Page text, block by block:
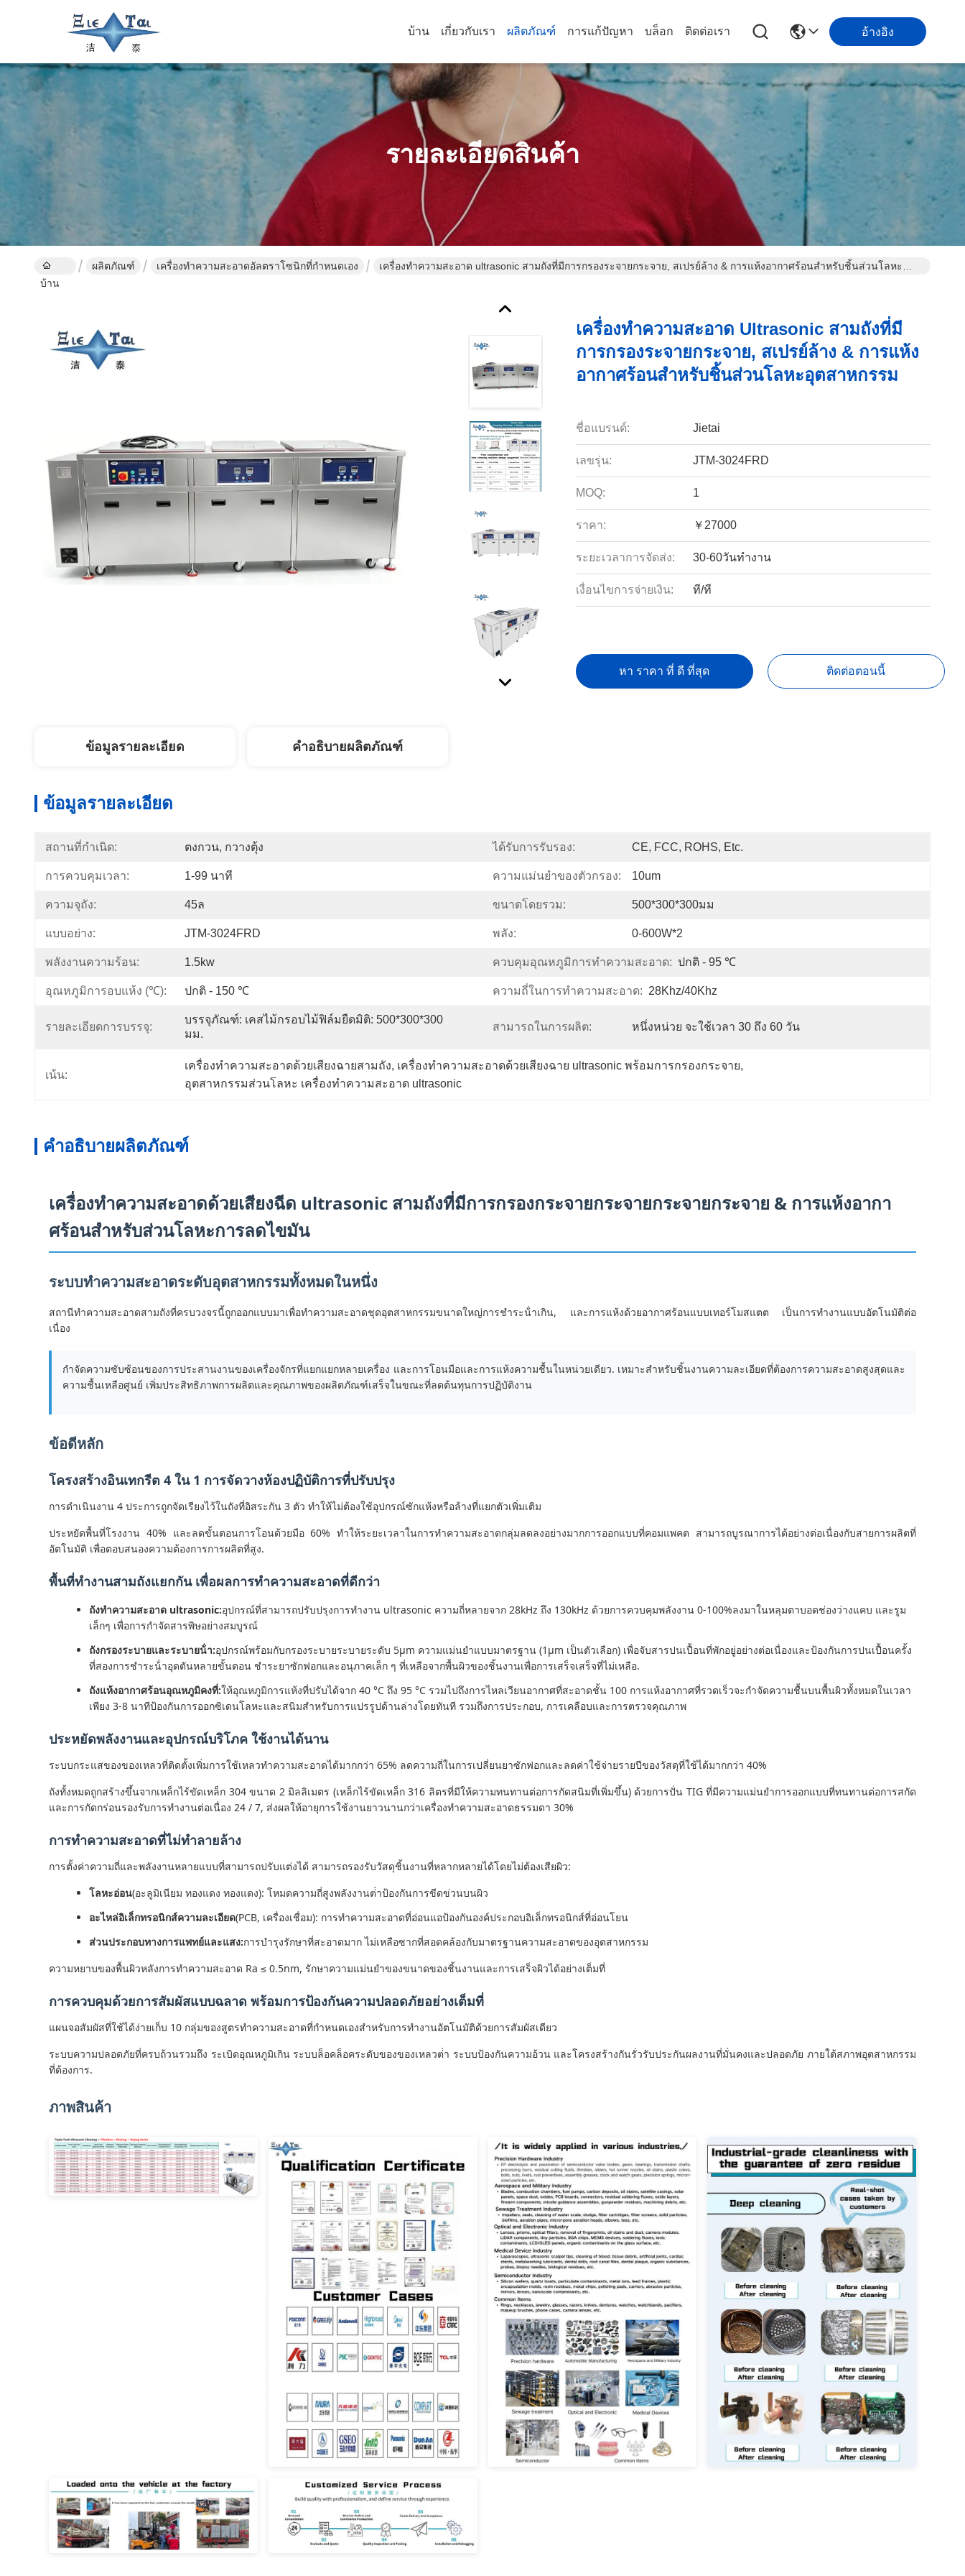
บ้าน เกี่ยวกับเรา ผลิตภัณฑ์ การแก้ปัญหา บล็อก ติดต่อเรา อ้างอิง
รายละเอียดสินค้า
บ้าน
ผลิตภัณฑ์ เครื่องทำความสะอาดอัลตราโซนิกที่กำหนดเอง
เครื่องทําความสะอาด ultrasonic สามถังที่มีการกรองระจายกระจาย, สเปรย์ล้าง & การแห้งอากาศร้อนสําหรับชิ้นส่วนโลหะ
เครื่องทําความสะอาด Ultrasonic สามถังที่มี
การกรองระจายกระจาย, สเปรย์ล้าง & การแห้ง
อากาศร้อนสําหรับชิ้นส่วนโลหะอุตสาหกรรม
ชื่อแบรนด์: Jietai
เลขรุ่น: JTM-3024FRD
MOQ: 1
ราคา: ￥27000
ระยะเวลาการจัดส่ง: 30-60วันทำงาน
เงื่อนไขการจ่ายเงิน: ที/ที
หา ราคา ที่ ดี ที่สุด ติดต่อตอนนี้
ข้อมูลรายละเอียด คำอธิบายผลิตภัณฑ์
ข้อมูลรายละเอียด
สถานที่กำเนิด: ตงกวน, กวางตุ้ง ได้รับการรับรอง: CE, FCC, ROHS, Etc.
การควบคุมเวลา: 1-99 นาที ความแม่นยำของตัวกรอง: 10um
ความจุถัง: 45ล ขนาดโดยรวม: 500*300*300มม
แบบอย่าง: JTM-3024FRD พลัง: 0-600W*2
พลังงานความร้อน: 1.5kw ควบคุมอุณหภูมิการทำความสะอาด: ปกติ - 95 ℃
อุณหภูมิการอบแห้ง (℃): ปกติ - 150 ℃ ความถี่ในการทำความสะอาด: 28Khz/40Khz
รายละเอียดการบรรจุ:
บรรจุภัณฑ์: เคสไม้กรอบไม้ฟิล์มยืดมิติ: 500*300*300
มม.
สามารถในการผลิต: หนึ่งหน่วย จะใช้เวลา 30 ถึง 60 วัน
เน้น:
เครื่องทําความสะอาดด้วยเสียงฉายสามถัง, เครื่องทําความสะอาดด้วยเสียงฉาย ultrasonic พร้อมการกรองกระจาย,
อุตสาหกรรมส่วนโลหะ เครื่องทําความสะอาด ultrasonic
คำอธิบายผลิตภัณฑ์
เครื่องทําความสะอาดด้วยเสียงฉีด ultrasonic สามถังที่มีการกรองกระจายกระจายกระจายกระจาย & การแห้งอากา
ศร้อนสําหรับส่วนโลหะการลดไขมัน
ระบบทําความสะอาดระดับอุตสาหกรรมทั้งหมดในหนึ่ง
สถานีทําความสะอาดสามถังที่ครบวงจรนี้ถูกออกแบบมาเพื่อทําความสะอาดชุดอุตสาหกรรมขนาดใหญ่การชําระน้ําเกิน, และการแห้งด้วยอากาศร้อนแบบเทอร์โมสแตต เป็นการทํางานแบบอัตโนมัติต่อ
เนื่อง
กําจัดความซับซ้อนของการประสานงานของเครื่องจักรที่แยกแยกหลายเครื่อง และการโอนมือและการแห้งความชื้นในหน่วยเดียว. เหมาะสําหรับชิ้นงานความละเอียดที่ต้องการความสะอาดสูงสุดและ
ความชื้นเหลือศูนย์ เพิ่มประสิทธิภาพการผลิตและคุณภาพของผลิตภัณฑ์เสร็จในขณะที่ลดต้นทุนการปฏิบัติงาน
ข้อดีหลัก
โครงสร้างอินเทกรีต 4 ใน 1 การจัดวางห้องปฏิบัติการที่ปรับปรุง
การดําเนินงาน 4 ประการถูกจัดเรียงไว้ในถังที่อิสระกัน 3 ตัว ทําให้ไม่ต้องใช้อุปกรณ์ซักแห้งหรือล้างที่แยกตัวเพิ่มเติม
ประหยัดพื้นที่โรงงาน 40% และลดขั้นตอนการโอนด้วยมือ 60% ทําให้ระยะเวลาในการทําความสะอาดกลุ่มลดลงอย่างมากการออกแบบที่คอมแพคต สามารถบูรณาการได้อย่างต่อเนื่องกับสายการผลิตที่
อัตโนมัติ เพื่อตอบสนองความต้องการการผลิตที่สูง.
พื้นที่ทํางานสามถังแยกกัน เพื่อผลการทําความสะอาดที่ดีกว่า
ถังทําความสะอาด ultrasonic:อุปกรณ์ที่สามารถปรับปรุงการทํางาน ultrasonic ความถี่หลายจาก 28kHz ถึง 130kHz ด้วยการควบคุมพลังงาน 0-100%ลงมาในหลุมตาบอดช่องว่างแคบ และรูม
เล็กๆ เพื่อการกําจัดสารพิษอย่างสมบูรณ์
ถังกรองระบายและระบายน้ํา:อุปกรณ์พร้อมกับกรองระบายระบายระดับ 5μm ความแม่นยําแบบมาตรฐาน (1μm เป็นตัวเลือก) เพื่อจับสารปนเปื้อนที่พักอยู่อย่างต่อเนื่องและป้องกันการปนเปื้อนครั้ง
ที่สองการชําระน้ําอุดตันหลายขั้นตอน ชําระยาซักฟอกและอนุภาคเล็ก ๆ ที่เหลือจากพื้นผิวของชิ้นงานเพื่อการเสร็จเสร็จที่ไม่เหลือ.
ถังแห้งอากาศร้อนอุณหภูมิคงที่:ให้อุณหภูมิการแห้งที่ปรับได้จาก 40 °C ถึง 95 °C รวมไปถึงการไหลเวียนอากาศที่สะอาดชั้น 100 การแห้งอากาศที่รวดเร็วจะกําจัดความชื้นบนพื้นผิวทั้งหมดในเวลา
เพียง 3-8 นาทีป้องกันการออกซิเดนโลหะและสนิมสําหรับการแปรรูปด้านล่างโดยทันที รวมถึงการประกอบ, การเคลือบและการตรวจคุณภาพ
ประหยัดพลังงานและอุปกรณ์บริโภค ใช้งานได้นาน
ระบบกระแสของของเหลวที่ติดตั้งเพิ่มการใช้เหลวทําความสะอาดได้มากกว่า 65% ลดความถี่ในการเปลี่ยนยาซักฟอกและลดค่าใช้จ่ายรายปีของวัสดุที่ใช้ได้มากกว่า 40%
ถังทั้งหมดถูกสร้างขึ้นจากเหล็กไร้ขัดเหล็ก 304 ขนาด 2 มิลลิเมตร (เหล็กไร้ขัดเหล็ก 316 ลิตรที่มีให้ความทนทานต่อการกัดสนิมที่เพิ่มขึ้น) ด้วยการปั่น TIG ที่มีความแม่นยําการออกแบบที่ทนทานต่อการสกัด
และการกัดกร่อนรองรับการทํางานต่อเนื่อง 24 / 7, ส่งผลให้อายุการใช้งานยาวนานกว่าเครื่องทําความสะอาดธรรมดา 30%
การทําความสะอาดที่ไม่ทําลายล้าง
การตั้งค่าความถี่และพลังงานหลายแบบที่สามารถปรับแต่งได้ สามารถรองรับวัสดุชิ้นงานที่หลากหลายได้โดยไม่ต้องเสียผิว:
โลหะอ่อน(อะลูมิเนียม ทองแดง ทองแดง): โหมดความถี่สูงพลังงานต่ําป้องกันการขีดข่วนบนผิว
อะไหล่อิเล็กทรอนิกส์ความละเอียด(PCB, เครื่องเชื่อม): การทําความสะอาดที่อ่อนแอป้องกันองค์ประกอบอิเล็กทรอนิกส์ที่อ่อนโยน
ส่วนประกอบทางการแพทย์และแสง:การบํารุงรักษาที่สะอาดมาก ไม่เหลือซากที่สอดคล้องกับมาตรฐานความสะอาดของอุตสาหกรรม
ความหยาบของพื้นผิวหลังการทําความสะอาด Ra ≤ 0.5nm, รักษาความแม่นยําของขนาดของชิ้นงานและการเสร็จผิวได้อย่างเต็มที่
การควบคุมด้วยการสัมผัสแบบฉลาด พร้อมการป้องกันความปลอดภัยอย่างเต็มที่
แผนจอสัมผัสที่ใช้ได้ง่ายเก็บ 10 กลุ่มของสูตรทําความสะอาดที่กําหนดเองสําหรับการทํางานอัตโนมัติด้วยการสัมผัสเดียว
ระบบความปลอดภัยที่ครบถ้วนรวมถึง ระเบิดอุณหภูมิเกิน ระบบล็อคล็อคระดับของของเหลวต่ํา ระบบป้องกันความอ้วน และโครงสร้างกันรั่วรับประกันผลงานที่มั่นคงและปลอดภัย ภายใต้สภาพอุตสาหกรรม
ที่ต้องการ.
ภาพสินค้า